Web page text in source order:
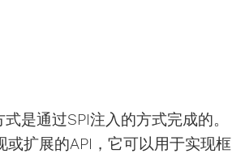
是通过SPI注入的方式完成的。
或扩展的API，它可以用于实现框